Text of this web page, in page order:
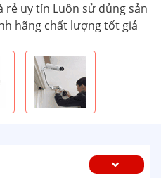
rẻ uy tín Luôn sử dủng sản
hãng chất lượng tốt giá